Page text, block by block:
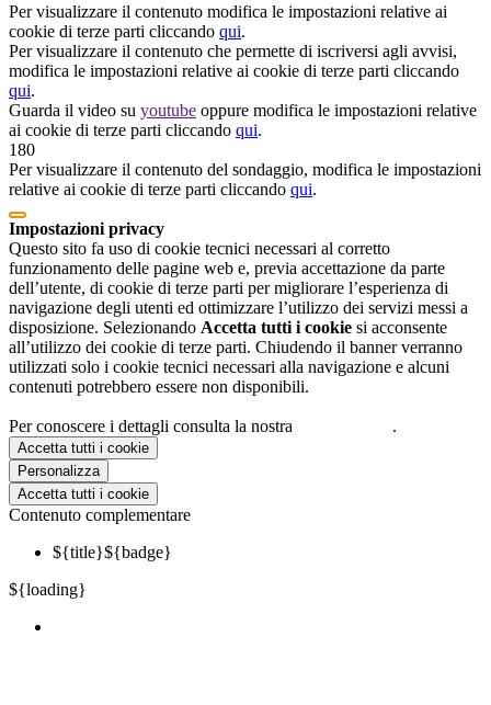
Per visualizzare il contenuto modifica le impostazioni relative ai
cookie di terze parti cliccando qui.
Per visualizzare il contenuto che permette di iscriversi agli avvisi,
modifica le impostazioni relative ai cookie di terze parti cliccando
qui.
Guarda il video su youtube oppure modifica le impostazioni relative
ai cookie di terze parti cliccando qui.
180
Per visualizzare il contenuto del sondaggio, modifica le impostazioni
relative ai cookie di terze parti cliccando qui.
Impostazioni privacy
Questo sito fa uso di cookie tecnici necessari al corretto
funzionamento delle pagine web e, previa accettazione da parte
dell’utente, di cookie di terze parti per migliorare l’esperienza di
navigazione degli utenti ed ottimizzare l’utilizzo dei servizi messi a
disposizione. Selezionando Accetta tutti i cookie si acconsente
all’utilizzo dei cookie di terze parti. Chiudendo il banner verranno
utilizzati solo i cookie tecnici necessari alla navigazione e alcuni
contenuti potrebbero essere non disponibili.
Per conoscere i dettagli consulta la nostra .
Accetta tutti i cookie
Personalizza
Accetta tutti i cookie
Contenuto complementare
${title}${badge}
${loading}